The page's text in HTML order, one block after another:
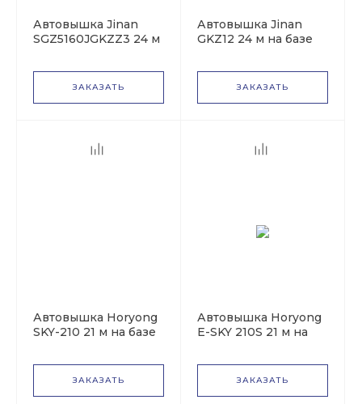
Автовышка Jinan
SGZ5160JGKZZ3 24 м
ЗАКАЗАТЬ
Автовышка Jinan
GKZ12 24 м на базе
ЗАКАЗАТЬ
Автовышка Horyong
SKY-210 21 м на базе
ЗАКАЗАТЬ
Автовышка Horyong
E-SKY 210S 21 м на
ЗАКАЗАТЬ